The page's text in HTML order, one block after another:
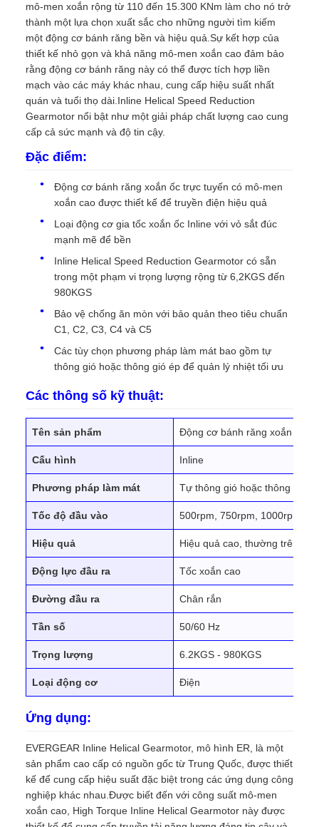
mô-men xoắn rộng từ 110 đến 15.300 KNm làm cho nó trở
thành một lựa chọn xuất sắc cho những người tìm kiếm
một động cơ bánh răng bền và hiệu quả.Sự kết hợp của
thiết kế nhỏ gọn và khả năng mô-men xoắn cao đảm bảo
rằng động cơ bánh răng này có thể được tích hợp liền
mạch vào các máy khác nhau, cung cấp hiệu suất nhất
quán và tuổi thọ dài.Inline Helical Speed Reduction
Gearmotor nổi bật như một giải pháp chất lượng cao cung
cấp cả sức mạnh và độ tin cậy.
Đặc điểm:
Động cơ bánh răng xoắn ốc trực tuyến có mô-men
xoắn cao được thiết kế để truyền điện hiệu quả
Loại động cơ gia tốc xoắn ốc Inline với vỏ sắt đúc
mạnh mẽ để bền
Inline Helical Speed Reduction Gearmotor có sẵn
trong một phạm vi trọng lượng rộng từ 6,2KGS đến
980KGS
Bảo vệ chống ăn mòn với bảo quản theo tiêu chuẩn
C1, C2, C3, C4 và C5
Các tùy chọn phương pháp làm mát bao gồm tự
thông gió hoặc thông gió ép để quản lý nhiệt tối ưu
Các thông số kỹ thuật:
Tên sản phẩm Động cơ bánh răng xoắn ốc
Cấu hình Inline
Phương pháp làm mát Tự thông gió hoặc thông gió
Tốc độ đầu vào 500rpm, 750rpm, 1000rpm,
Hiệu quả Hiệu quả cao, thường trên
Động lực đầu ra Tốc xoắn cao
Đường đầu ra Chân rắn
Tần số 50/60 Hz
Trọng lượng 6.2KGS - 980KGS
Loại động cơ Điện
Ứng dụng:
EVERGEAR Inline Helical Gearmotor, mô hình ER, là một
sản phẩm cao cấp có nguồn gốc từ Trung Quốc, được thiết
kế để cung cấp hiệu suất đặc biệt trong các ứng dụng công
nghiệp khác nhau.Được biết đến với công suất mô-men
xoắn cao, High Torque Inline Helical Gearmotor này được